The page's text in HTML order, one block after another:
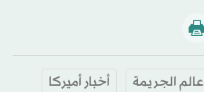
عالم الجريمة
أخبار أميركا